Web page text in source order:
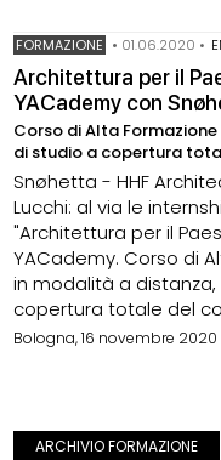
FORMAZIONE • 01.06.2020 •
Architettura per il
YACademy con
Corso di Alta
di studio a copertura
Snøhetta - HHF
Lucchi: al via le
"Architettura per il
YACademy. Corso di
in modalità a
copertura totale del
Bologna, 16 novembre
ARCHIVIO FORMAZIONE